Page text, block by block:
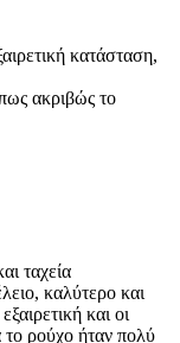
κατάσταση,
ακριβώς το
ταχεία
καλύτερο και
και οι
ρούχο ήταν πολύ